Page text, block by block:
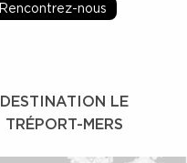
Rencontrez-nous
DESTINATION LE
TRÉPORT-MERS